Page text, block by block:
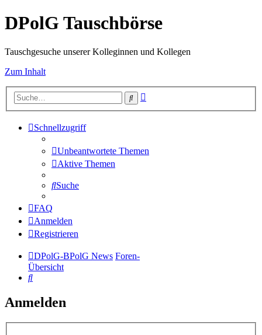
DPolG Tauschbörse
Tauschgesuche unserer Kolleginnen und Kollegen
Zum Inhalt
Suche
Schnellzugriff
Unbeantwortete Themen
Aktive Themen
Suche
FAQ
Anmelden
Registrieren
DPolG-BPolG News Foren-
Übersicht
Suche
Anmelden